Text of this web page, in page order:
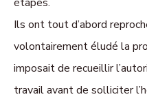
Ils ont tout d’abord
volontairement éludé la
imposait de recueillir
travail avant de solliciter